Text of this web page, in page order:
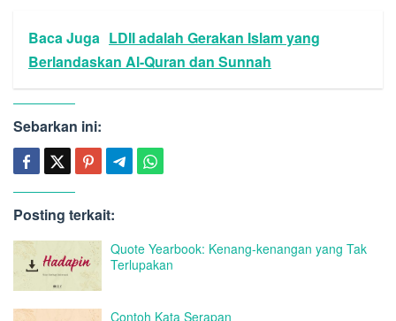
Baca Juga LDII adalah Gerakan Islam yang
Berlandaskan Al-Quran dan Sunnah
Sebarkan ini:
Posting terkait:
Quote Yearbook: Kenang-kenangan yang Tak
Terlupakan
Contoh Kata Serapan